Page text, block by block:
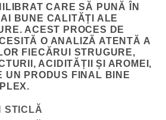
CARE SĂ PUNĂ ÎN
BUNE CALITĂȚI ALE
ACEST PROCES DE
O ANALIZĂ ATENTĂ A
FIECĂRUI STRUGURE,
ACIDITĂȚII ȘI AROMEI,
UN PRODUS FINAL BINE
STICLĂ